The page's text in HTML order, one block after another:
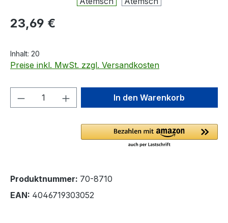
Regulärer Preis:
23,69 €
Inhalt: 20
Preise inkl. MwSt. zzgl. Versandkosten
Produkt Anzahl: Gib denIn den Warenkorb
Produktnummer: 70-8710
EAN: 4046719303052